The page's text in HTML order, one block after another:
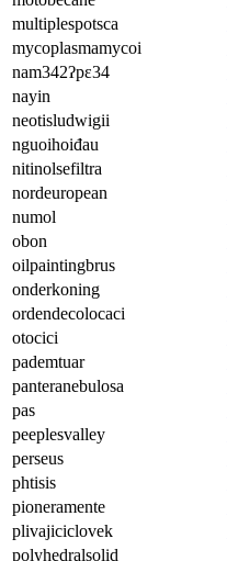
multiplespotsca
mycoplasmamycoi
nam342ʔpɛ34
nayin
neotisludwigii
nguoihoiđau
nitinolsefiltra
nordeuropean
numol
obon
oilpaintingbrus
onderkoning
ordendecolocaci
otocici
pademtuar
panteranebulosa
pas
peeplesvalley
perseus
phtisis
pioneramente
plivajiciclovek
polyhedralsolid